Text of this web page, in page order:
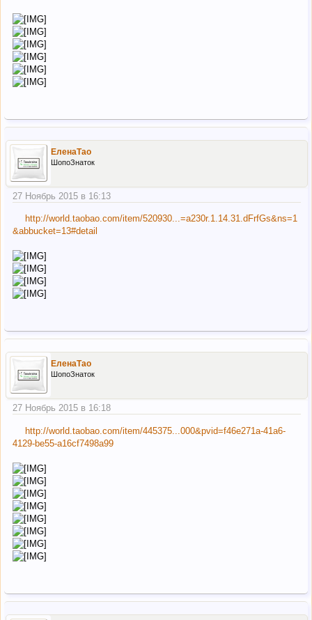
ЕленаТао
ШопоЗнаток
27 Ноябрь 2015 в 16:13
http://world.taobao.com/item/520930...=a230r.1.14.31.dFrfGs&ns=1
&abbucket=13#detail
ЕленаТао
ШопоЗнаток
27 Ноябрь 2015 в 16:18
http://world.taobao.com/item/445375...000&pvid=f46e271a-41a6-
4129-be55-a16cf7498a99